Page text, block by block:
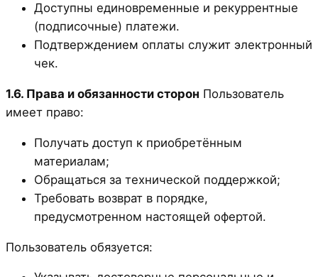
Доступны единовременные и рекуррентные
(подписочные) платежи.
Подтверждением оплаты служит электронный
чек.
1.6. Права и обязанности сторон Пользователь
имеет право:
Получать доступ к приобретённым
материалам;
Обращаться за технической поддержкой;
Требовать возврат в порядке,
предусмотренном настоящей офертой.
Пользователь обязуется: